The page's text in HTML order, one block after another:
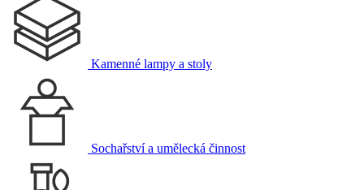
Kamenné lampy a stoly
Sochařství a umělecká činnost